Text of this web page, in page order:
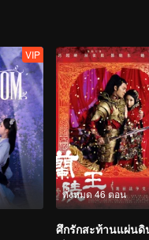
VIP
ทั้งหมด 46 ตอน
ศึกรักสะท้านแผ่นดิ